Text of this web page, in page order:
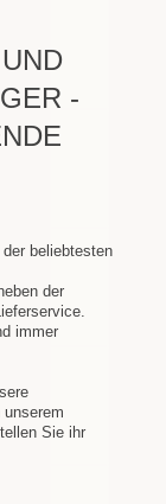
- I
D
beliebtesten
der
immer
Sie ihr